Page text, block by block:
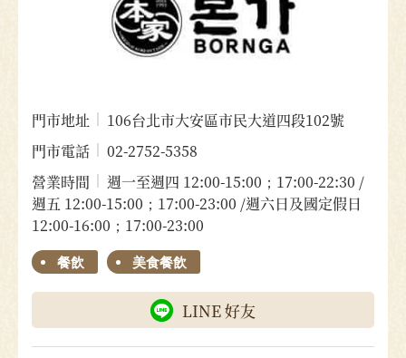
門市地址
106台北市大安區市民大道四段102號
門市電話
02-2752-5358
營業時間
週一至週四 12:00-15:00；17:00-22:30 /
週五 12:00-15:00；17:00-23:00 /週六日及國定假日
12:00-16:00；17:00-23:00
餐飲 美食餐飲
LINE 好友